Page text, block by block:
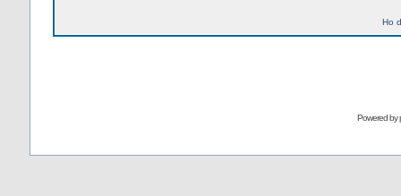
Ho
Powered by